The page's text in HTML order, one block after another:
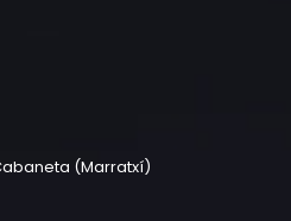
(Marratxí)